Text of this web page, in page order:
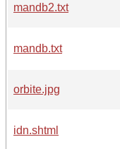
mandb2.txt
mandb.txt
orbite.jpg
idn.shtml